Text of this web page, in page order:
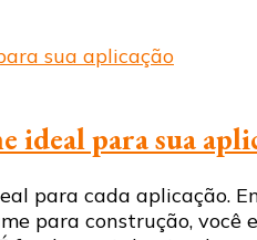
ideal para sua
para cada aplicação.
para construção,